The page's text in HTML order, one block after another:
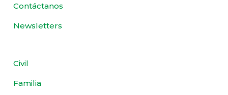
Contáctanos
Newsletters
Civil
Familia